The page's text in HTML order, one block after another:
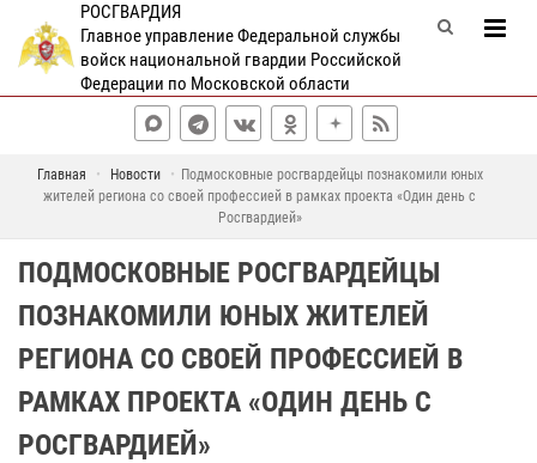
РОСГВАРДИЯ
Главное управление Федеральной службы
войск национальной гвардии Российской
Федерации по Московской области
Главная Новости
Подмосковные росгвардейцы познакомили юных
жителей региона со своей профессией в рамках проекта «Один день с
Росгвардией»
ПОДМОСКОВНЫЕ РОСГВАРДЕЙЦЫ
ПОЗНАКОМИЛИ ЮНЫХ ЖИТЕЛЕЙ
РЕГИОНА СО СВОЕЙ ПРОФЕССИЕЙ В
РАМКАХ ПРОЕКТА «ОДИН ДЕНЬ С
РОСГВАРДИЕЙ»